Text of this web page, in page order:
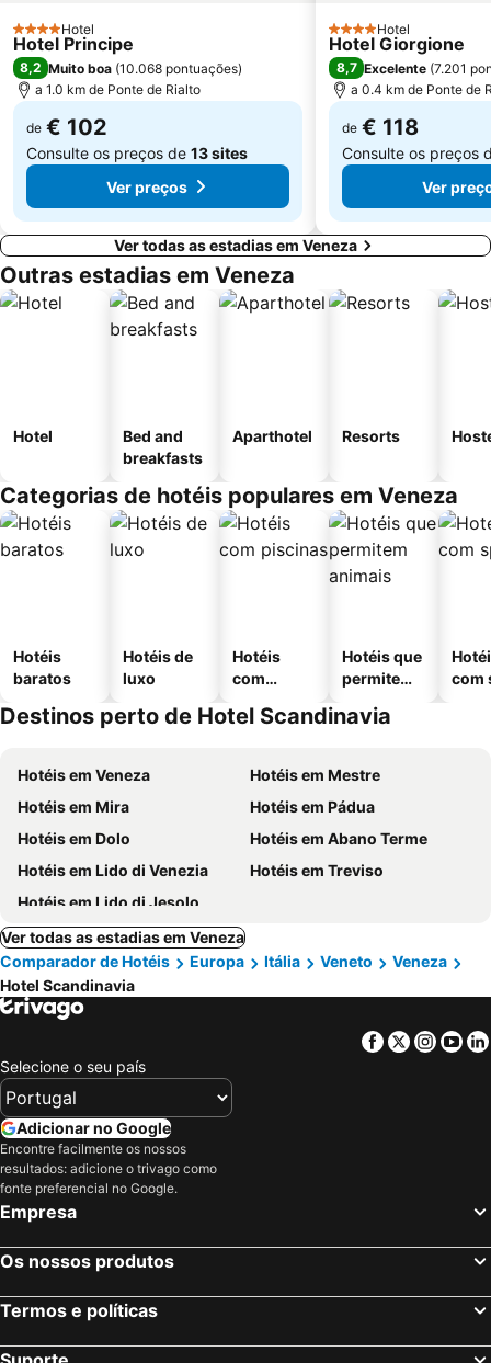
San Giorgio
Gallerie dell' Accademia
Convention Center A. Luciani
Centro Storico
4 Estrelas
Hotel
Hotel Principe
8,2 Muito boa (10.068 pontuações)
a 1.0 km de Ponte de Rialto
de € 102
Consulte os preços de 13 sites
Ver preços
4 Estrelas
Hotel
Hotel Giorgione
8,7 Excelente (7.201
a 0.4 km de Ponte de
de € 118
Consulte os preços
Ver
Ver todas as estadias em Veneza
Outras estadias em Veneza
Hotel
Bed and
breakfasts
Aparthotel Resorts
Categorias de hotéis populares em Veneza
Hotéis
baratos
Hotéis de
luxo
Hotéis
com
Hotéis que
permitem
com
Destinos perto de Hotel Scandinavia
Hotéis em Veneza
Hotéis em Mestre
Hotéis em Mira
Hotéis em Pádua
Hotéis em Dolo
Hotéis em Abano Terme
Hotéis em Lido di Venezia
Hotéis em Treviso
Hotéis em Lido di Jesolo
Ver todas as estadias em Veneza
Comparador de Hotéis
Europa Itália Veneto
Veneza
Hotel Scandinavia
Facebook
Twitter
Selecione o seu país
Adicionar no Google
Encontre facilmente os nossos
resultados: adicione o trivago como
fonte preferencial no Google.
Empresa
Os nossos produtos
Termos e políticas